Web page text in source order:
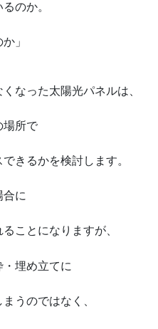
のか。
」
くなった太陽光パネルは、
所で
るかを検討します。
に
とになりますが、
埋め立てに
のではなく、